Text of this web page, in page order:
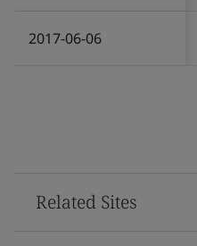
2017-06-06
Related Sites